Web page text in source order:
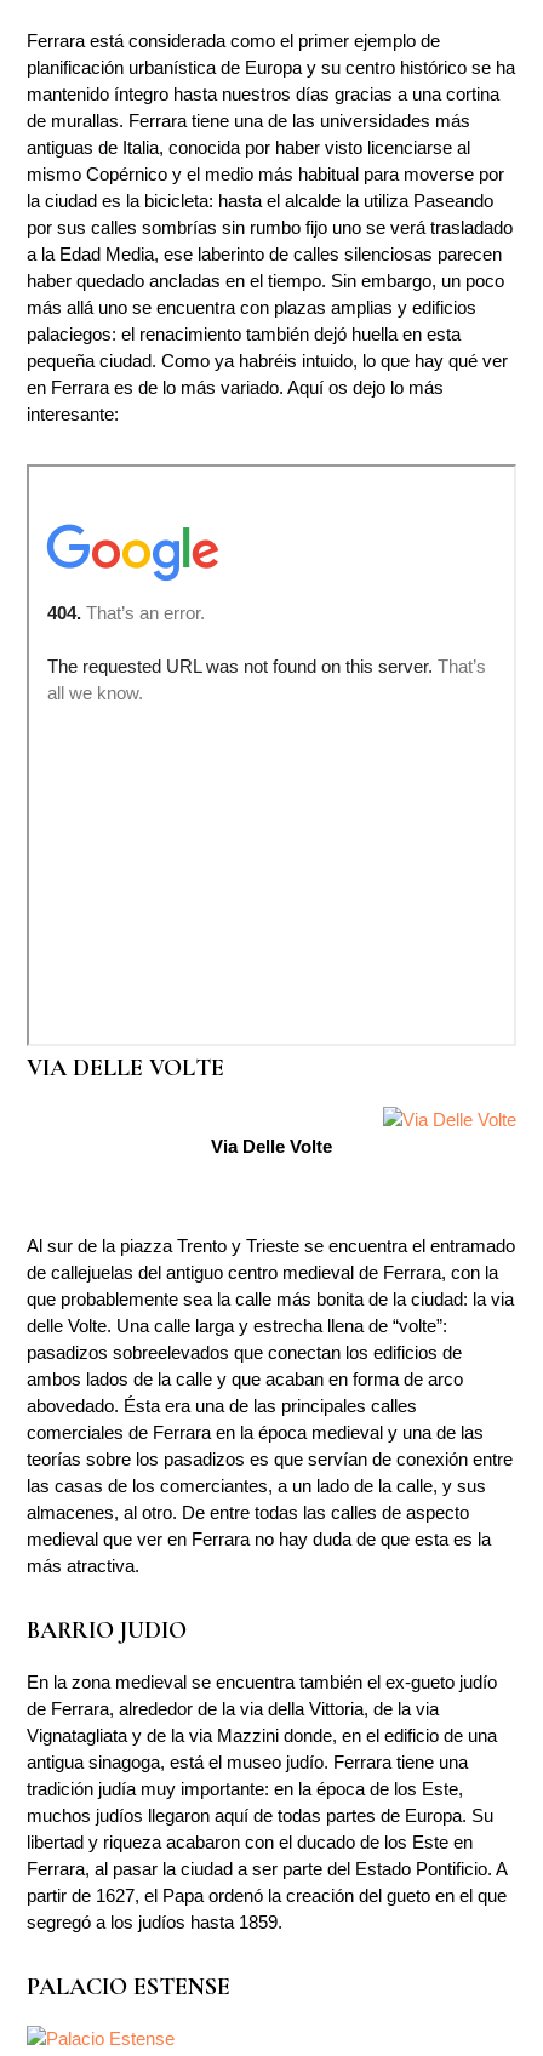
Ferrara está considerada como el primer ejemplo de
planificación urbanística de Europa y su centro histórico se ha
mantenido íntegro hasta nuestros días gracias a una cortina
de murallas. Ferrara tiene una de las universidades más
antiguas de Italia, conocida por haber visto licenciarse al
mismo Copérnico y el medio más habitual para moverse por
la ciudad es la bicicleta: hasta el alcalde la utiliza Paseando
por sus calles sombrías sin rumbo fijo uno se verá trasladado
a la Edad Media, ese laberinto de calles silenciosas parecen
haber quedado ancladas en el tiempo. Sin embargo, un poco
más allá uno se encuentra con plazas amplias y edificios
palaciegos: el renacimiento también dejó huella en esta
pequeña ciudad. Como ya habréis intuido, lo que hay qué ver
en Ferrara es de lo más variado. Aquí os dejo lo más
interesante:
VIA DELLE VOLTE
Via Delle Volte
Al sur de la piazza Trento y Trieste se encuentra el entramado
de callejuelas del antiguo centro medieval de Ferrara, con la
que probablemente sea la calle más bonita de la ciudad: la via
delle Volte. Una calle larga y estrecha llena de “volte”:
pasadizos sobreelevados que conectan los edificios de
ambos lados de la calle y que acaban en forma de arco
abovedado. Ésta era una de las principales calles
comerciales de Ferrara en la época medieval y una de las
teorías sobre los pasadizos es que servían de conexión entre
las casas de los comerciantes, a un lado de la calle, y sus
almacenes, al otro. De entre todas las calles de aspecto
medieval que ver en Ferrara no hay duda de que esta es la
más atractiva.
BARRIO JUDIO
En la zona medieval se encuentra también el ex-gueto judío
de Ferrara, alrededor de la via della Vittoria, de la via
Vignatagliata y de la via Mazzini donde, en el edificio de una
antigua sinagoga, está el museo judío. Ferrara tiene una
tradición judía muy importante: en la época de los Este,
muchos judíos llegaron aquí de todas partes de Europa. Su
libertad y riqueza acabaron con el ducado de los Este en
Ferrara, al pasar la ciudad a ser parte del Estado Pontificio. A
partir de 1627, el Papa ordenó la creación del gueto en el que
segregó a los judíos hasta 1859.
PALACIO ESTENSE